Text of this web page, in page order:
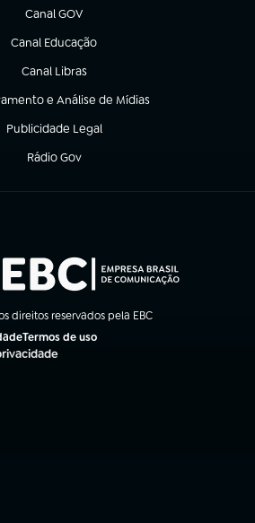
Canal GOV
(abre em nova aba)
Canal Educação
(abre em nova aba)
Canal Libras
(abre em nova aba)
e Análise de Mídias
nova aba)
Publicidade Legal
(abre em nova aba)
Rádio Gov
(abre em nova aba)
direitos reservados pela EBC
Termos de uso
(abre em nova aba)